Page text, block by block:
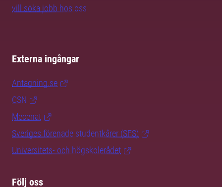
vill söka jobb hos oss
Externa ingångar
Antagning.se
CSN
Mecenat
Sveriges förenade studentkårer (SFS)
Universitets- och högskolerådet
Följ oss